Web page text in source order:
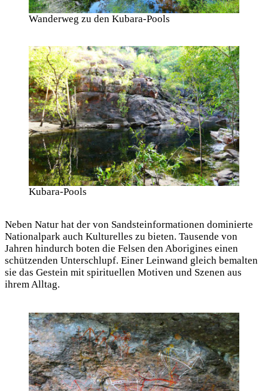
Wanderweg zu den Kubara-Pools
Kubara-Pools
Neben Natur hat der von Sandsteinformationen dominierte
Nationalpark auch Kulturelles zu bieten. Tausende von
Jahren hindurch boten die Felsen den Aborigines einen
schützenden Unterschlupf. Einer Leinwand gleich bemalten
sie das Gestein mit spirituellen Motiven und Szenen aus
ihrem Alltag.